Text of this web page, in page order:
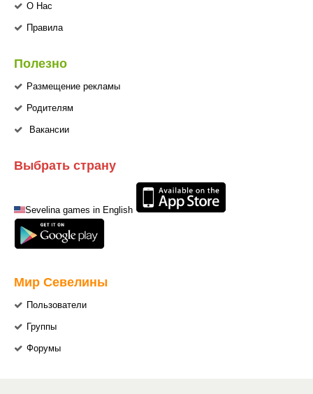
О Нас
Правила
Полезно
Размещение рекламы
Родителям
Вакансии
Выбрать страну
Sevelina games in English
Мир Севелины
Пользователи
Группы
Форумы